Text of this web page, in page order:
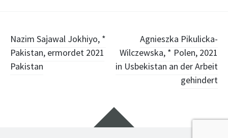
Post
navigation
Nazim Sajawal Jokhiyo, *
Pakistan, ermordet 2021
Pakistan
Agnieszka Pikulicka-
Wilczewska, * Polen, 2021
in Usbekistan an der Arbeit
gehindert
Widgets